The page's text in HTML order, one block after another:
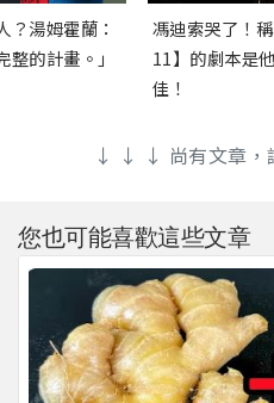
？湯姆霍蘭：
的計畫。」
馮迪索哭了！
11】的劇本是
佳！
↓ ↓ ↓ 尚有文章
您也可能喜歡這些文章